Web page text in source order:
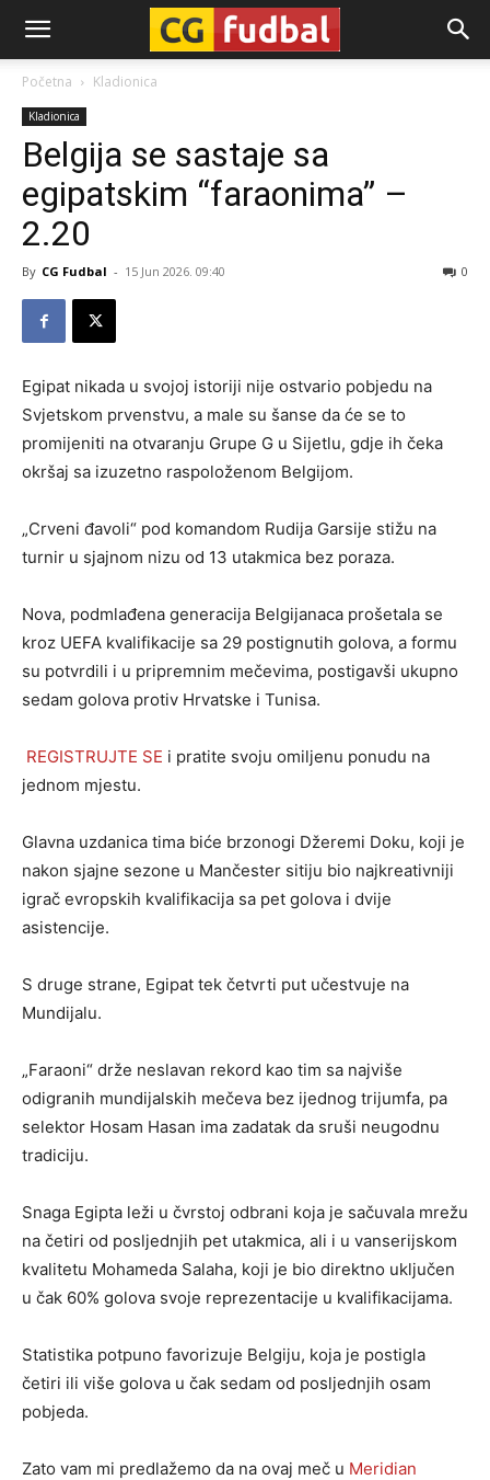
CG-
Fudbal
Početna Kladionica
Kladionica
Belgija se sastaje sa
egipatskim “faraonima” –
2.20
By CG Fudbal - 15 Jun 2026. 09:40 0
Egipat nikada u svojoj istoriji nije ostvario pobjedu na
Svjetskom prvenstvu, a male su šanse da će se to
promijeniti na otvaranju Grupe G u Sijetlu, gdje ih čeka
okršaj sa izuzetno raspoloženom Belgijom.
„Crveni đavoli“ pod komandom Rudija Garsije stižu na
turnir u sjajnom nizu od 13 utakmica bez poraza.
Nova, podmlađena generacija Belgijanaca prošetala se
kroz UEFA kvalifikacije sa 29 postignutih golova, a formu
su potvrdili i u pripremnim mečevima, postigavši ukupno
sedam golova protiv Hrvatske i Tunisa.
REGISTRUJTE SE i pratite svoju omiljenu ponudu na
jednom mjestu.
Glavna uzdanica tima biće brzonogi Džeremi Doku, koji je
nakon sjajne sezone u Mančester sitiju bio najkreativniji
igrač evropskih kvalifikacija sa pet golova i dvije
asistencije.
S druge strane, Egipat tek četvrti put učestvuje na
Mundijalu.
„Faraoni“ drže neslavan rekord kao tim sa najviše
odigranih mundijalskih mečeva bez ijednog trijumfa, pa
selektor Hosam Hasan ima zadatak da sruši neugodnu
tradiciju.
Snaga Egipta leži u čvrstoj odbrani koja je sačuvala mrežu
na četiri od posljednjih pet utakmica, ali i u vanserijskom
kvalitetu Mohameda Salaha, koji je bio direktno uključen
u čak 60% golova svoje reprezentacije u kvalifikacijama.
Statistika potpuno favorizuje Belgiju, koja je postigla
četiri ili više golova u čak sedam od posljednjih osam
pobjeda.
Zato vam mi predlažemo da na ovaj meč u Meridian